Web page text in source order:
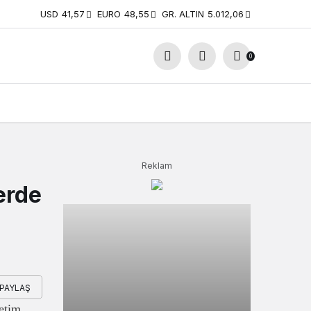
USD 41,57 EURO 48,55 GR. ALTIN 5.012,06
0
PAYLAŞ
Reklam